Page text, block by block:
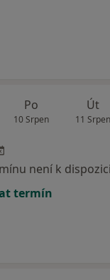
Po
10 Srpen
Út
11 Srpen
není k dispozici
termín